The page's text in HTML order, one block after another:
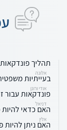
תהליך פונדקאות
אלונה
בעייתיות
אודי ורונן
פונדקאות עבור
דניאל
האם כדאי
אלין
האם ניתן להיות